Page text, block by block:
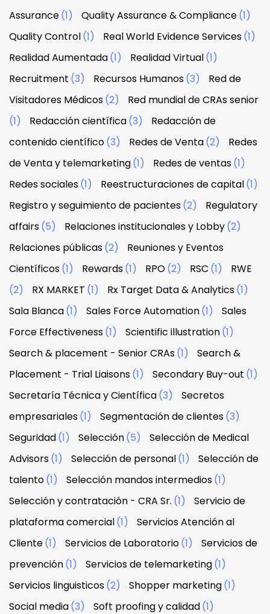
Assurance(1) Quality Assurance & Compliance(1)
Quality Control(1) Real World Evidence Services(1)
Realidad Aumentada(1) Realidad Virtual(1)
Recruitment (3) Recursos Humanos(3)
Red de
Visitadores Médicos(2)
Red mundial de CRAs senior
(1)
Redacción científica(3)
Redacción de
contenido científico(3) Redes de Venta(2)
Redes
de Venta y telemarketing(1) Redes de ventas(1)
Redes sociales(1) Reestructuraciones de capital(1)
Registro y seguimiento de pacientes(2)
Regulatory
affairs(5) Relaciones institucionales y Lobby(2)
Relaciones públicas(2)
Reuniones y Eventos
Científicos(1) Rewards(1) RPO(2) RSC (1)
RWE
(2)
RX MARKET (1) Rx Target Data & Analytics(1)
Sala Blanca(1) Sales Force Automation(1)
Sales
Force Effectiveness(1) Scientific illustration(1)
Search & placement - Senior CRAs(1)
Search &
Placement - Trial Liaisons(1) Secondary Buy-out (1)
Secretaría Técnica y Científica(3)
Secretos
empresariales(1) Segmentación de clientes(3)
Seguridad(1) Selección(5)
Selección de Medical
Advisors(1) Selección de personal(1)
Selección de
talento(1) Selección mandos intermedios(1)
Selección y contratación - CRA Sr. (1)
Servicio de
plataforma comercial(1)
Servicios Atención al
Cliente(1) Servicios de Laboratorio(1)
Servicios de
prevención(1) Servicios de telemarketing(1)
Servicios linguisticos(2) Shopper marketing(1)
Social media(3) Soft proofing y calidad(1)